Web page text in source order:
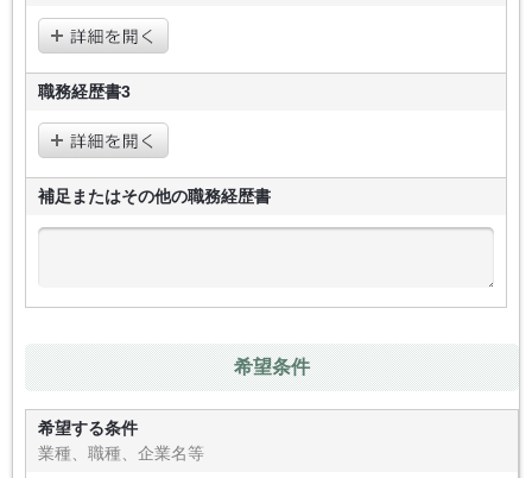
職務経歴書3
補足またはその他の職務経歴書
希望条件
希望する条件
業種、職種、企業名等